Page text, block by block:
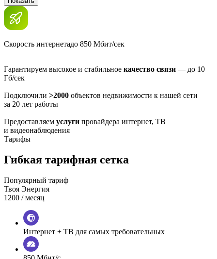
Скорость интернетадо 850 Мбит/сек
Гарантируем высокое и стабильное качество связи — до 10
Гб/сек
Подключили >2000 объектов недвижимости к нашей сети
за 20 лет работы
Предоставляем услуги провайдера интернет, ТВ
и видеонаблюдения
Тарифы
Гибкая тарифная сетка
Популярный тариф
Твоя Энергия
1200 / месяц
Интернет + ТВ для самых требовательных